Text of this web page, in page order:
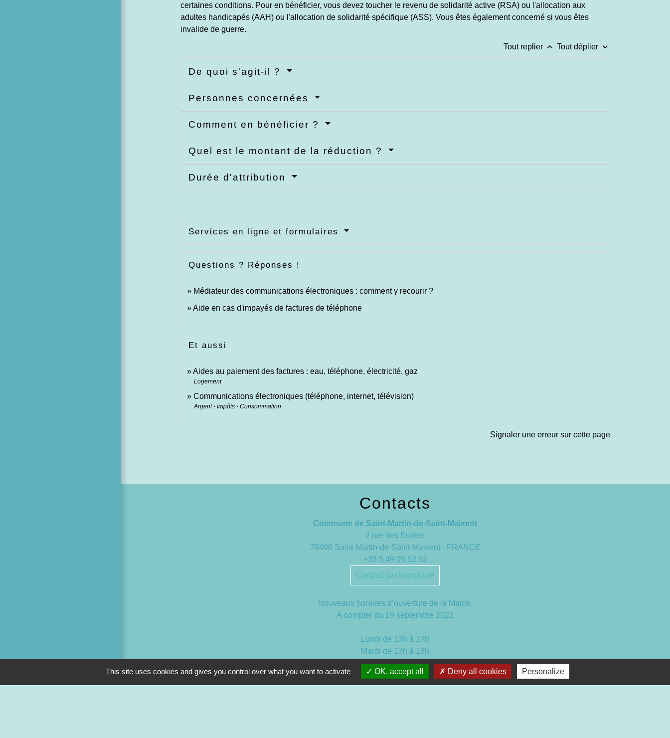
certaines conditions. Pour en bénéficier, vous devez toucher le revenu de solidarité active (RSA) ou l'allocation aux
adultes handicapés (AAH) ou l'allocation de solidarité spécifique (ASS). Vous êtes également concerné si vous êtes
invalide de guerre.
Tout replier keyboard_arrow_up Tout déplier keyboard_arrow_down
De quoi s'agit-il ?
Personnes concernées
Comment en bénéficier ?
Quel est le montant de la réduction ?
Durée d'attribution
Services en ligne et formulaires
Questions ? Réponses !
Médiateur des communications électroniques : comment y recourir ?
Aide en cas d'impayés de factures de téléphone
Et aussi
Aides au paiement des factures : eau, téléphone, électricité, gaz
Logement
Communications électroniques (téléphone, internet, télévision)
Argent - Impôts - Consommation
Signaler une erreur sur cette page
Contacts
Commune de Saint-Martin-de-Saint-Maixent
2 rue des Ecoles
79400 Saint-Martin-de-Saint-Maixent - FRANCE
+33 5 49 05 52 52
Contact par formulaire
Nouveaux horaires d’ouverture de la Mairie.
À compter du 19 septembre 2022
Lundi de 13h à 17h
Mardi de 13h à 18h
Mercredi de 9h à 12h et de 13h à 16h30
Jeudi de 9h à 12h et de 13h à 17h
Vendredi de 13h à 16h30
This site uses cookies and gives you control over what you want to activate OK, accept all Deny all cookies Personalize